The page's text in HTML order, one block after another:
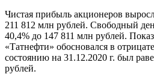
Чистая прибыль акционеров
211 812 млн рублей. Свободный
40,4% до 147 811 млн рублей.
«Татнефти» обосновался в
состоянию на 31.12.2020 г. был
рублей.